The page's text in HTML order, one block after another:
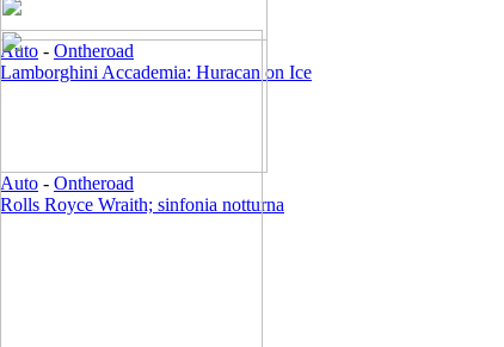
Auto - Ontheroad
Lamborghini Accademia: Huracan on Ice
Auto - Ontheroad
Rolls Royce Wraith; sinfonia notturna